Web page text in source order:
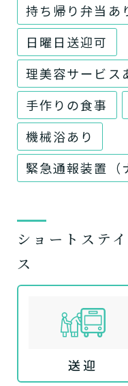
持ち帰り弁当あ
日曜日送迎可
理美容サービス
手作りの食事
機械浴あり
緊急通報装置（
ショートステ
ス
送迎